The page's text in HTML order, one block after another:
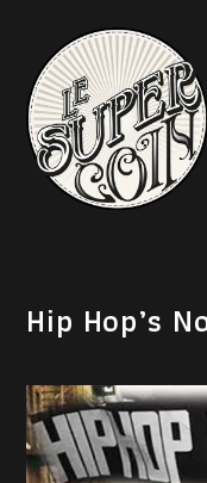
Hip Hop’s